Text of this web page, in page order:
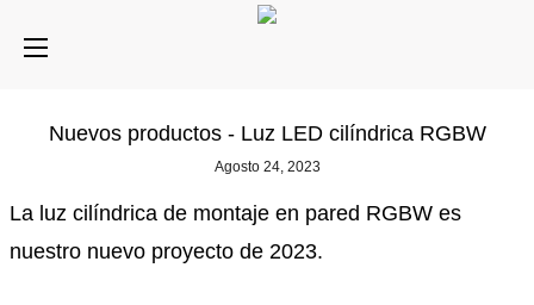
Nuevos productos - Luz LED cilíndrica RGBW
Agosto 24, 2023
La luz cilíndrica de montaje en pared RGBW es
nuestro nuevo proyecto de 2023.